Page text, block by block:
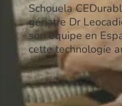
Schouela
gériatre Dr
son équipe en
cette technologie